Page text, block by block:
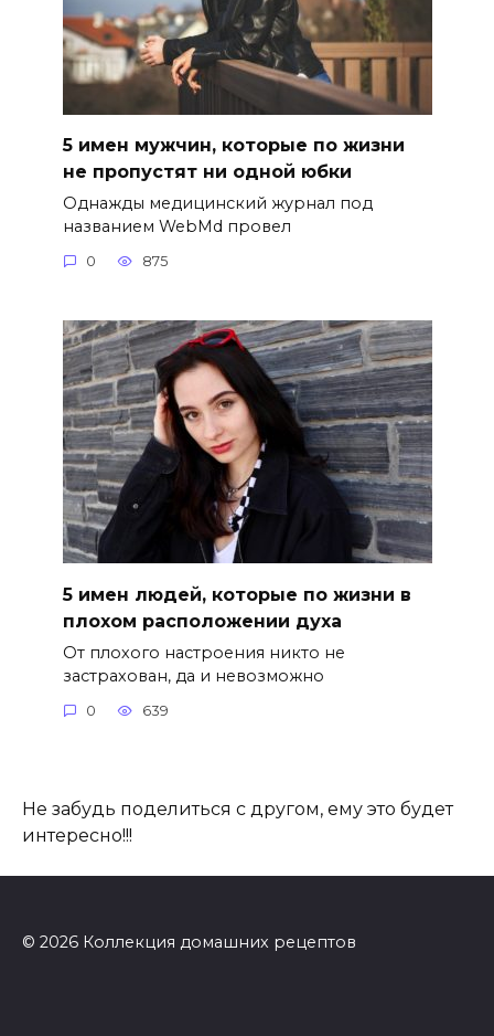
5 имен мужчин, которые по жизни
не пропустят ни одной юбки
Однажды медицинский журнал под
названием WebMd провел
0 875
5 имен людей, которые по жизни в
плохом расположении духа
От плохого настроения никто не
застрахован, да и невозможно
0 639
Не забудь поделиться с другом, ему это будет
интересно!!!
© 2026 Коллекция домашних рецептов